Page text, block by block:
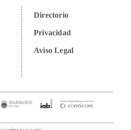
Directorio
Privacidad
Aviso Legal